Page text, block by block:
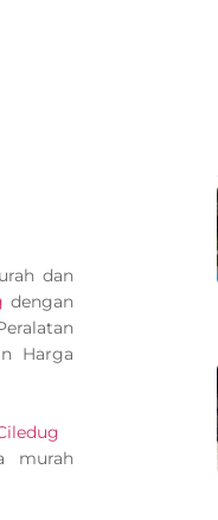
dan
dengan
Harga
murah